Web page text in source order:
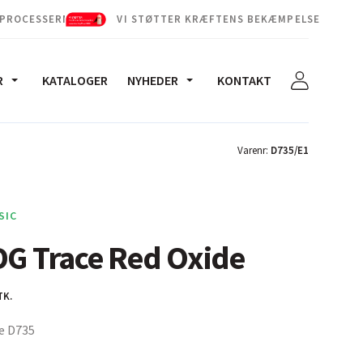
VI STØTTER KRÆFTENS BEKÆMPELSE
KATALOGER NYHEDER KONTAKT
Varenr: D735/E1
Trace Red Oxide
D735